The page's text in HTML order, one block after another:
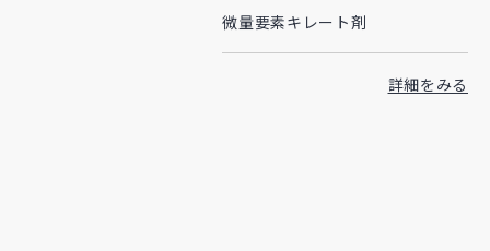
微量要素キレート剤
詳細をみる